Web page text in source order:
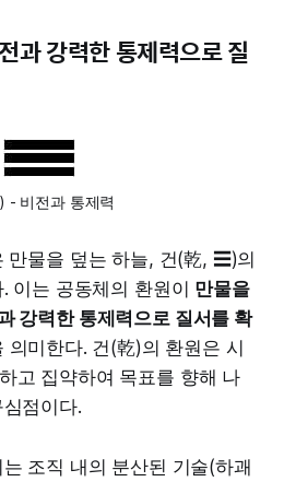
과 강력한 통제력으로 질
- 비전과 통제력
만물을 덮는 하늘, 건(乾, ☰)의
이는 공동체의 환원이 만물을
강력한 통제력으로 질서를 확
의미한다. 건(乾)의 환원은 시
고 집약하여 목표를 향해 나
점이다.
조직 내의 분산된 기술(하괘